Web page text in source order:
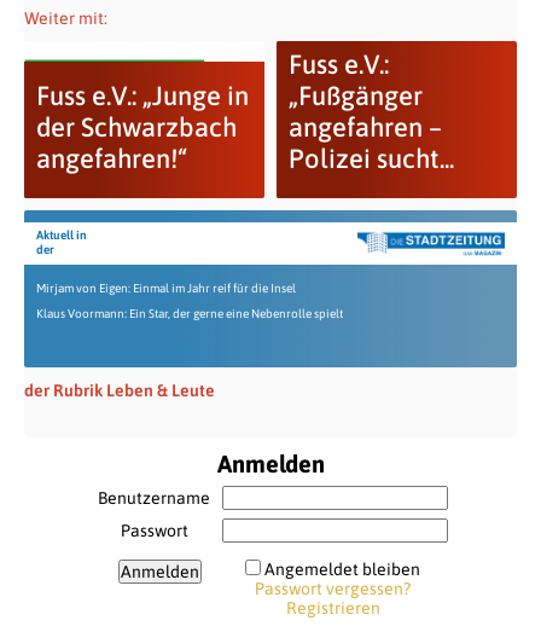
Weiter mit:
Fuss e.V.: „Junge in
der Schwarzbach
angefahren!“
Fuss e.V.:
„Fußgänger
angefahren –
Polizei sucht...
Aktuell in
der
Mirjam von Eigen: Einmal im Jahr reif für die Insel
Klaus Voormann: Ein Star, der gerne eine Nebenrolle spielt
der Rubrik Leben & Leute
Anmelden
Benutzername
Passwort
Angemeldet bleiben
Passwort vergessen?
Registrieren